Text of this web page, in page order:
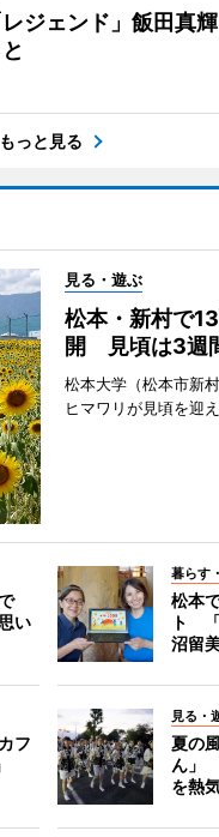
ジェンド」飯田真
もっと見る
見る・遊ぶ
松本・新村で
開 見頃は3週
松本大学（松本市新
ヒマワリが見頃を迎え
い
暮らす
松本
ト
沼留
フ
見る・
夏の
ん」
を熱